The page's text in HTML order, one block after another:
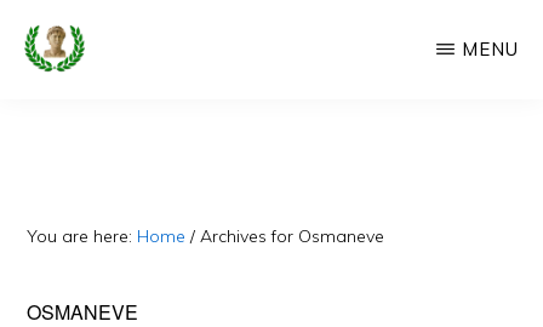
Skip
Faqe
Dedikuar
MENU
You are here: Home / Archives for Osmaneve
OSMANEVE